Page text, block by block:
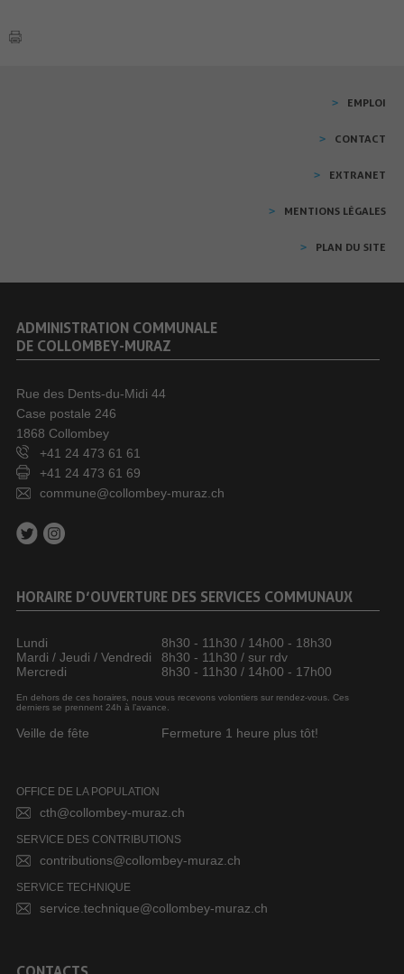
EMPLOI
CONTACT
EXTRANET
MENTIONS LÉGALES
PLAN DU SITE
ADMINISTRATION COMMUNALE
DE COLLOMBEY-MURAZ
Rue des Dents-du-Midi 44
Case postale 246
1868 Collombey
+41 24 473 61 61
+41 24 473 61 69
commune@collombey-muraz.ch
HORAIRE D’OUVERTURE DES SERVICES COMMUNAUX
Lundi
8h30 - 11h30 / 14h00 - 18h30
Mardi / Jeudi / Vendredi
8h30 - 11h30 / sur rdv
Mercredi
8h30 - 11h30 / 14h00 - 17h00
En dehors de ces horaires, nous vous recevons volontiers sur rendez-vous. Ces
derniers se prennent 24h à l’avance.
Veille de fête Fermeture 1 heure plus tôt!
OFFICE DE LA POPULATION
cth@collombey-muraz.ch
SERVICE DES CONTRIBUTIONS
contributions@collombey-muraz.ch
SERVICE TECHNIQUE
service.technique@collombey-muraz.ch